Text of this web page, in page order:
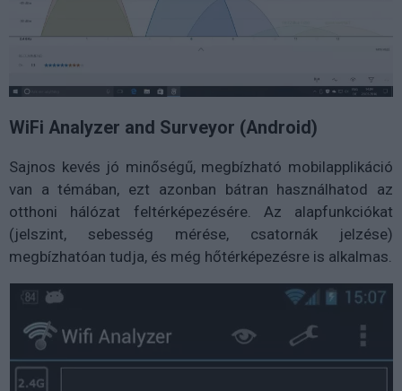
WiFi Analyzer and Surveyor (Android)
Sajnos kevés jó minőségű, megbízható mobilapplikáció
van a témában, ezt azonban bátran használhatod az
otthoni hálózat feltérképezésére. Az alapfunkciókat
(jelszint, sebesség mérése, csatornák jelzése)
megbízhatóan tudja, és még hőtérképezésre is alkalmas.